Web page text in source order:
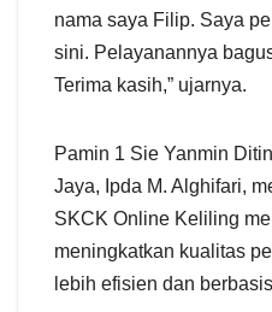
nama saya Filip. Saya
sini. Pelayanannya
Terima kasih,” ujarnya.
Pamin 1 Sie Yanmin
Jaya, Ipda M. Alghifari,
SKCK Online Keliling
meningkatkan kualitas
lebih efisien dan